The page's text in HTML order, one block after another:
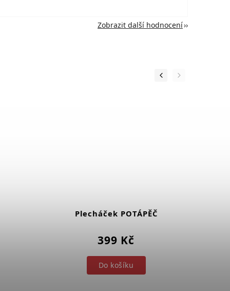
Zobrazit další hodnocení
Plecháček POTÁPĚČ
399 Kč
Do košíku